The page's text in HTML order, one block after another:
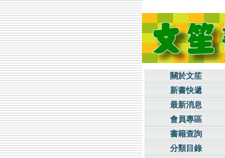
關於文笙
新書快遞
最新消息
會員專區
書籍查詢
分類目錄